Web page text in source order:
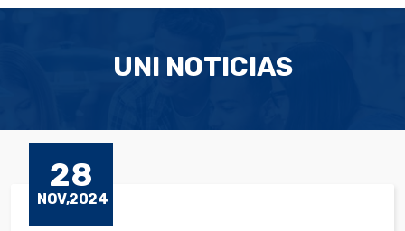
UNI NOTICIAS
28
NOV,2024